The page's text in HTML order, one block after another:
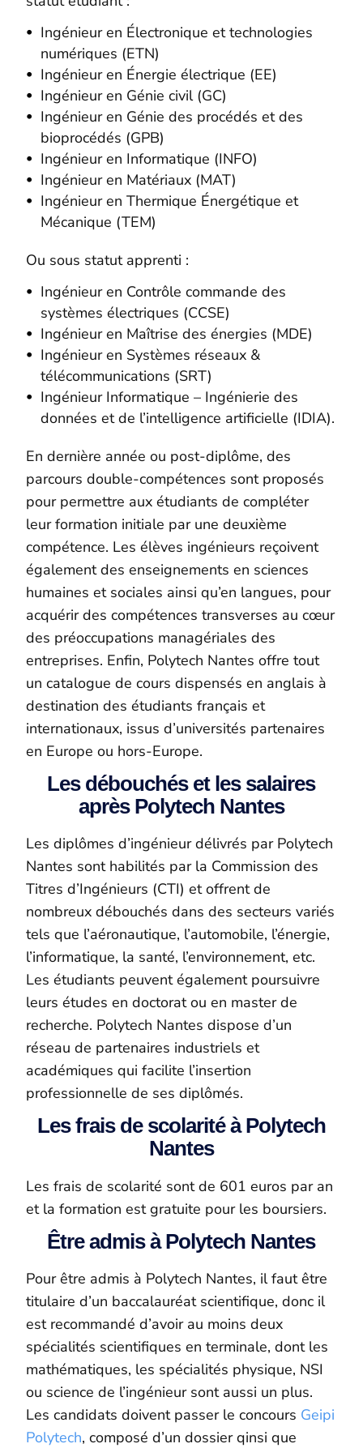
Ingénieur en Électronique et technologies
numériques (ETN)
Ingénieur en Énergie électrique (EE)
Ingénieur en Génie civil (GC)
Ingénieur en Génie des procédés et des
bioprocédés (GPB)
Ingénieur en Informatique (INFO)
Ingénieur en Matériaux (MAT)
Ingénieur en Thermique Énergétique et
Mécanique (TEM)
Ou sous statut apprenti :
Ingénieur en Contrôle commande des
systèmes électriques (CCSE)
Ingénieur en Maîtrise des énergies (MDE)
Ingénieur en Systèmes réseaux &
télécommunications (SRT)
Ingénieur Informatique – Ingénierie des
données et de l’intelligence artificielle (IDIA).
En dernière année ou post-diplôme, des
parcours double-compétences sont proposés
pour permettre aux étudiants de compléter
leur formation initiale par une deuxième
compétence. Les élèves ingénieurs reçoivent
également des enseignements en sciences
humaines et sociales ainsi qu’en langues, pour
acquérir des compétences transverses au cœur
des préoccupations managériales des
entreprises. Enfin, Polytech Nantes offre tout
un catalogue de cours dispensés en anglais à
destination des étudiants français et
internationaux, issus d’universités partenaires
en Europe ou hors-Europe.
Les débouchés et les salaires
après Polytech Nantes
Les diplômes d’ingénieur délivrés par Polytech
Nantes sont habilités par la Commission des
Titres d’Ingénieurs (CTI) et offrent de
nombreux débouchés dans des secteurs variés
tels que l’aéronautique, l’automobile, l’énergie,
l’informatique, la santé, l’environnement, etc.
Les étudiants peuvent également poursuivre
leurs études en doctorat ou en master de
recherche. Polytech Nantes dispose d’un
réseau de partenaires industriels et
académiques qui facilite l’insertion
professionnelle de ses diplômés.
Les frais de scolarité à Polytech
Nantes
Les frais de scolarité sont de 601 euros par an
et la formation est gratuite pour les boursiers.
Être admis à Polytech Nantes
Pour être admis à Polytech Nantes, il faut être
titulaire d’un baccalauréat scientifique, donc il
est recommandé d’avoir au moins deux
spécialités scientifiques en terminale, dont les
mathématiques, les spécialités physique, NSI
ou science de l’ingénieur sont aussi un plus.
Les candidats doivent passer le concours Geipi
Polytech, composé d’un dossier qinsi que